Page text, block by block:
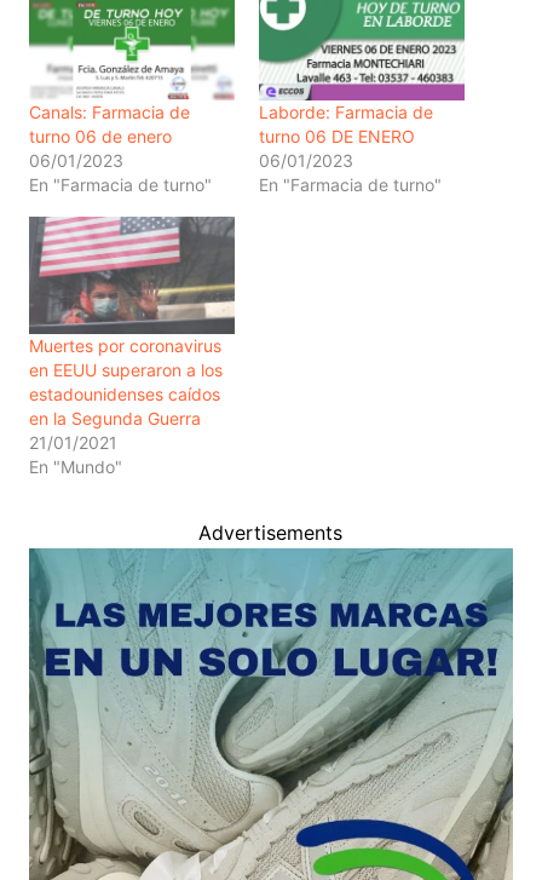
Canals: Farmacia de
turno 06 de enero
06/01/2023
En "Farmacia de turno"
Laborde: Farmacia de
turno 06 DE ENERO
06/01/2023
En "Farmacia de turno"
Muertes por coronavirus
en EEUU superaron a los
estadounidenses caídos
en la Segunda Guerra
21/01/2021
En "Mundo"
Advertisements